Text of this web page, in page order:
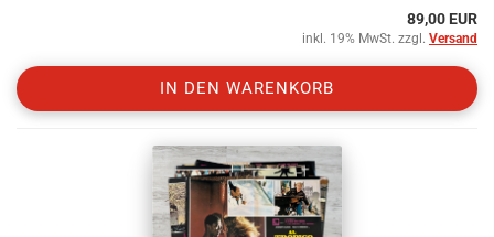
89,00 EUR
inkl. 19% MwSt. zzgl. Versand
IN DEN WARENKORB